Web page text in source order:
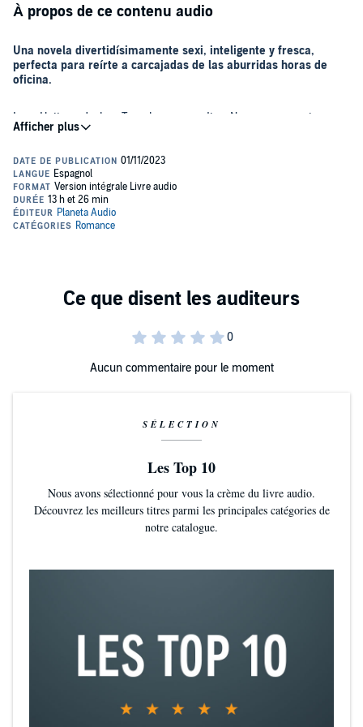
À propos de ce contenu audio
Una novela divertidísimamente sexi, inteligente y fresca,
perfecta para reírte a carcajadas de las aburridas horas de
oficina.
Lucy Hutton y Joshua Templeman se odian. No es que se caigan
mal, que no se entiendan o que no tengan feeling, no… simple y
Ambos comparten oficina en el gigante editorial Bexley & Gamin, y
mientras Lucy es encantadora y servicial, viste de colores alegres y
lleva los labios de un rojo chillón, Joshua es frío, eficiente y
calculador, y viste una camisa concreta para cada día de la semana.
¿Quién conseguirá el codiciado ascenso, convirtiéndose así en el
jefe —y tortura segura— del otro?
Y mientras ellos afilan sus cuchillos, un pequeño incidente en el
reducido espacio de un ascensor lo pondrá todo patas arriba...
Aucun commentaire pour le moment
SÉLECTION
Les Top 10
Nous avons sélectionné pour vous la crème du livre audio.
Découvrez les meilleurs titres parmi les principales catégories de
notre catalogue.